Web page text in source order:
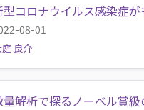
型コロナウイルス感染症
08-01
良介
量解析で探るノーベル賞